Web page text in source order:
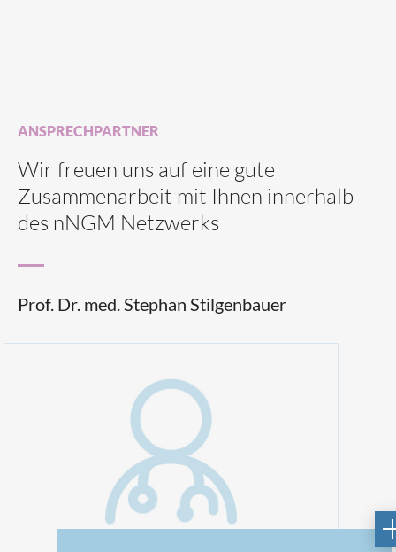
ANSPRECHPARTNER
Wir freuen uns auf eine gute
Zusammenarbeit mit Ihnen innerhalb
des nNGM Netzwerks
Prof. Dr. med. Stephan Stilgenbauer